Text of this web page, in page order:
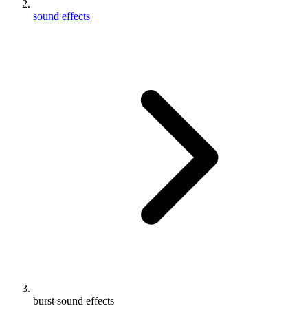
sound effects
burst sound effects